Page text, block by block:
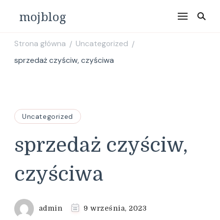
mojblog
Strona główna / Uncategorized /
sprzedaż czyściw, czyściwa
Uncategorized
sprzedaż czyściw,
czyściwa
admin 9 września, 2023